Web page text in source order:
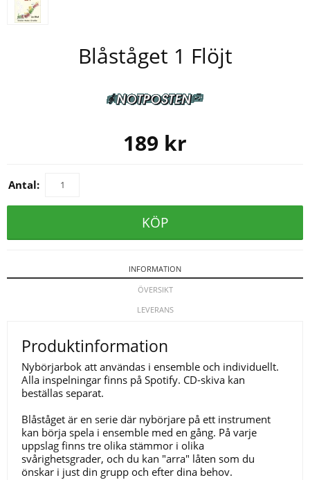
Blåståget 1 Flöjt
189 kr
Antal:
KÖP
INFORMATION
ÖVERSIKT
LEVERANS
Produktinformation
Nybörjarbok att användas i ensemble och individuellt.
Alla inspelningar finns på Spotify. CD-skiva kan
beställas separat.
Blåståget är en serie där nybörjare på ett instrument
kan börja spela i ensemble med en gång. På varje
uppslag finns tre olika stämmor i olika
svårighetsgrader, och du kan "arra" låten som du
önskar i just din grupp och efter dina behov.